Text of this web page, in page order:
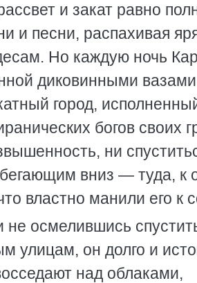
и закат равно
и песни, распахивая
Но каждую ночь
диковинными
город,
богов своих
ни
вниз — туда, к
властно манили его к
не осмелившись
улицам, он долго и
над облаками,